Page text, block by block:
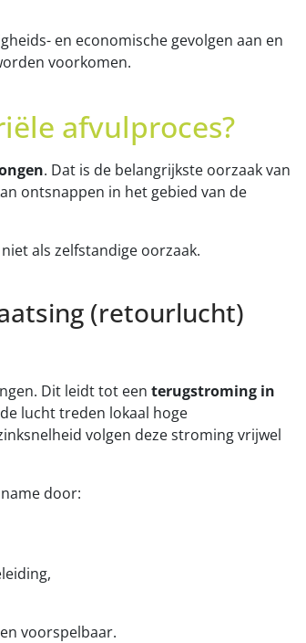
en economische gevolgen aan en
voorkomen.
afvulproces?
. Dat is de belangrijkste oorzaak van
ontsnappen in het gebied van de
als zelfstandige oorzaak.
(retourlucht)
Dit leidt tot een terugstroming in
lucht treden lokaal hoge
volgen deze stroming vrijwel
door:
voorspelbaar.